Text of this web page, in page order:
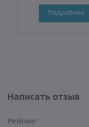
Подробнее
Написать отзыв
Рейтинг